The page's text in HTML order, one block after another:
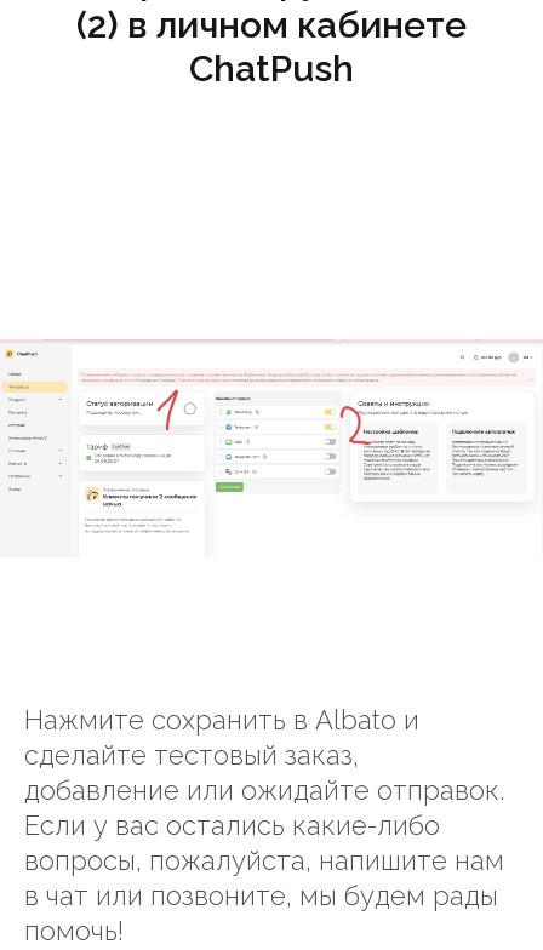
(2) в личном кабинете
ChatPush
Нажмите сохранить в Albato и
сделайте тестовый заказ,
добавление или ожидайте отправок.
Если у вас остались какие-либо
вопросы, пожалуйста, напишите нам
в чат или позвоните, мы будем рады
помочь!